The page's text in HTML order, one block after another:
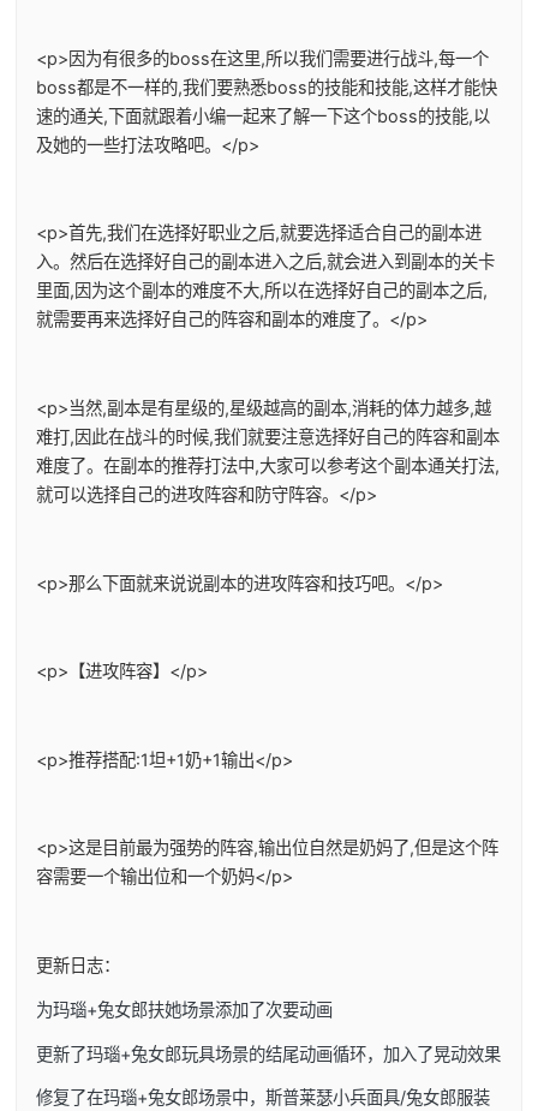
<p>因为有很多的boss在这里,所以我们需要进行战斗,每一个
boss都是不一样的,我们要熟悉boss的技能和技能,这样才能快
速的通关,下面就跟着小编一起来了解一下这个boss的技能,以
及她的一些打法攻略吧。</p>
<p>首先,我们在选择好职业之后,就要选择适合自己的副本进
入。然后在选择好自己的副本进入之后,就会进入到副本的关卡
里面,因为这个副本的难度不大,所以在选择好自己的副本之后,
就需要再来选择好自己的阵容和副本的难度了。</p>
<p>当然,副本是有星级的,星级越高的副本,消耗的体力越多,越
难打,因此在战斗的时候,我们就要注意选择好自己的阵容和副本
难度了。在副本的推荐打法中,大家可以参考这个副本通关打法,
就可以选择自己的进攻阵容和防守阵容。</p>
<p>那么下面就来说说副本的进攻阵容和技巧吧。</p>
<p>【进攻阵容】</p>
<p>推荐搭配:1坦+1奶+1输出</p>
<p>这是目前最为强势的阵容,输出位自然是奶妈了,但是这个阵
容需要一个输出位和一个奶妈</p>
更新日志：
为玛瑙+兔女郎扶她场景添加了次要动画
更新了玛瑙+兔女郎玩具场景的结尾动画循环，加入了晃动效果
修复了在玛瑙+兔女郎场景中，斯普莱瑟小兵面具/兔女郎服装